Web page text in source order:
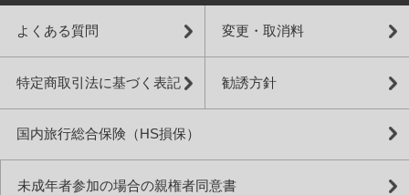
よくある質問 変更・取消料
特定商取引法に基づく表記 勧誘方針
国内旅行総合保険（HS損保）
未成年者参加の場合の親権者同意書